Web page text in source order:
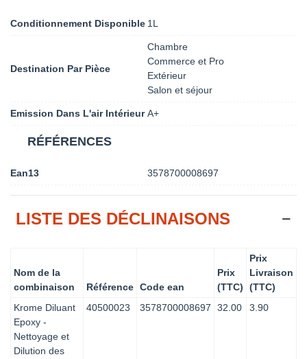
Conditionnement Disponible 1L
Destination Par Pièce
Chambre
Commerce et Pro
Extérieur
Salon et séjour
Emission Dans L'air Intérieur A+
RÉFÉRENCES
Ean13 3578700008697
LISTE DES DÉCLINAISONS
Nom de la
combinaison
Référence Code ean
Prix
(TTC)
Prix
Livraison
(TTC)
Krome Diluant
Epoxy -
Nettoyage et
Dilution des
40500023 3578700008697 32.00 3.90